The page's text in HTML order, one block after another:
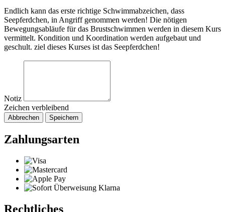
Endlich kann das erste richtige Schwimmabzeichen, dass
Seepferdchen, in Angriff genommen werden! Die nötigen
Bewegungsabläufe für das Brustschwimmen werden in diesem Kurs
vermittelt. Kondition und Koordination werden aufgebaut und
geschult. ziel dieses Kurses ist das Seepferdchen!
Notiz
Zeichen verbleibend
Abbrechen Speichern
Zahlungsarten
Rechtliches